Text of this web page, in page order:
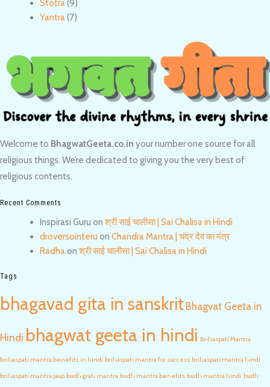
Stotra(9)
Yantra(7)
Welcome to BhagwatGeeta.co.in your number one source for all
religious things. We’re dedicated to giving you the very best of
religious contents.
Recent Comments
Inspirasi Guru onश्री साई चालीसा | Sai Chalisa in Hindi
droversointeru on Chandra Mantra | चंद्र देव का मंत्र
Radhaonश्री साई चालीसा | Sai Chalisa in Hindi
Tags
bhagavad gita in sanskrit Bhagvat Geeta in
Hindi bhagwat geeta in hindi Brihaspati Mantra
brihaspati mantra benefits in hindi brihaspati mantra for success brihaspati mantra hindi
brihaspati mantra jaap budh grah mantra budh mantra benefits budh mantra hindi budh